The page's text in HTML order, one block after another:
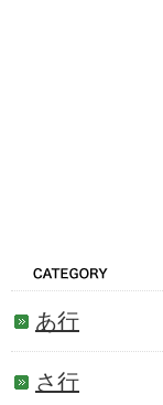
あ行
さ行